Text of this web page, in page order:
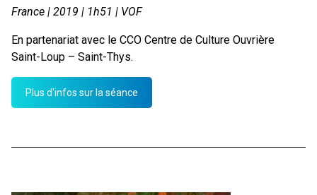
France | 2019 | 1h51 | VOF
En partenariat avec le CCO Centre de Culture Ouvrière
Saint-Loup – Saint-Thys.
Plus d'infos sur la séance